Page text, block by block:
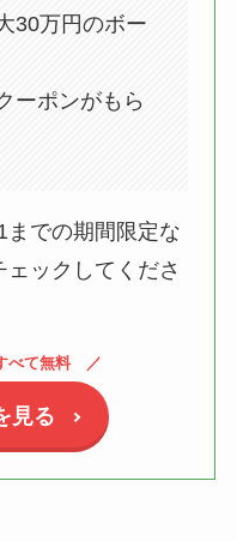
30万円のボー
ーポンがもら
までの期間限定な
ックしてくださ
べて無料
見る